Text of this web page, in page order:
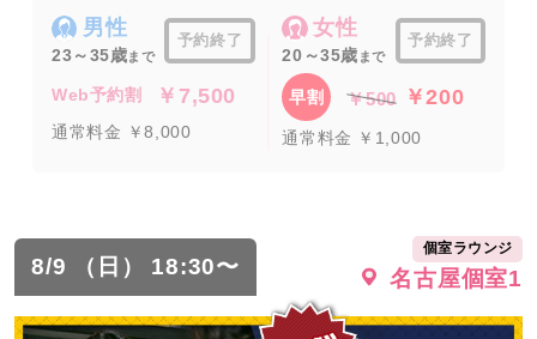
男性
23～35歳まで
予約終了
Web予約割 ￥7,500
通常料金 ￥8,000
女性
20～35歳 まで
予約終了
早割 ￥500 ￥200
通常料金 ￥1,000
8/9 （日） 18:30〜
個室ラウンジ
名古屋個室1